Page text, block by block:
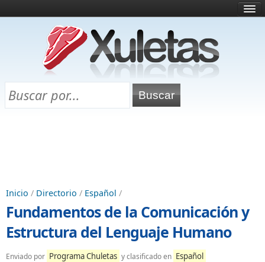
¿Qué es esto?
Directorio
Chuletas para exámenes
Inicio / Directorio / Español /
Fundamentos de la Comunicación y
Estructura del Lenguaje Humano
Enviado por Programa Chuletas y clasificado en Español